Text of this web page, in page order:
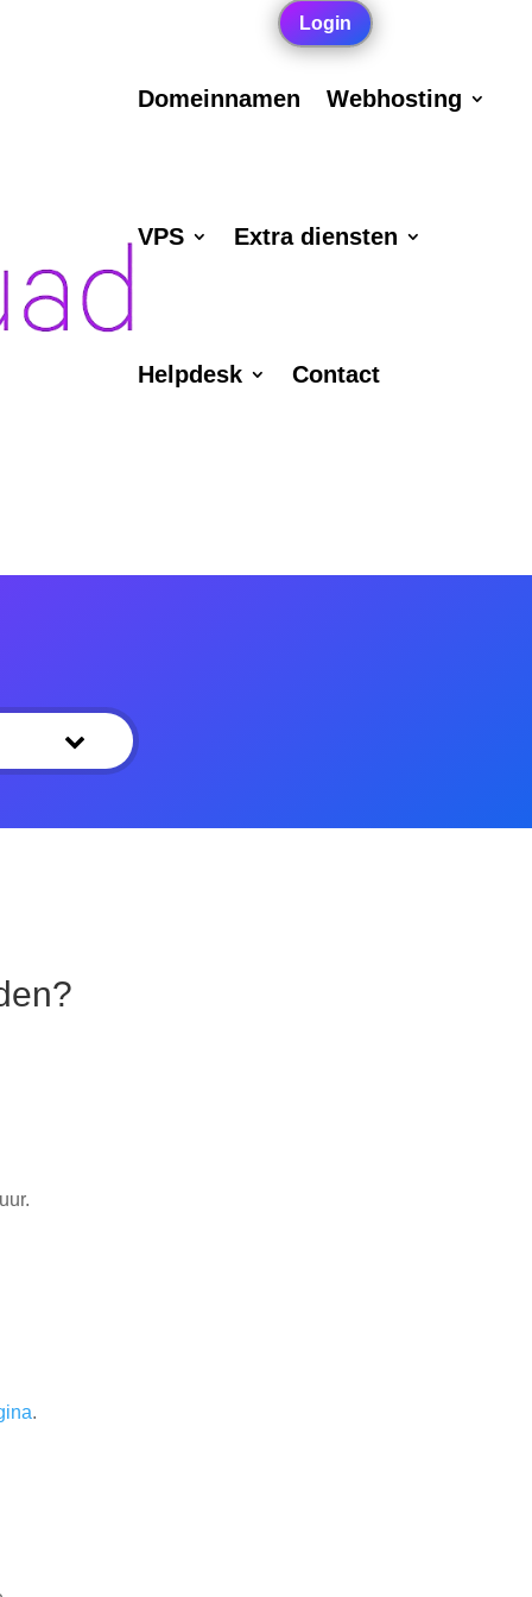
Login
Domeinnamen Webhosting
VPS Extra diensten
Helpdesk Contact
.